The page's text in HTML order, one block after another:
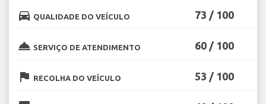
directions_car QUALIDADE DO VEÍCULO 73 / 100
room_service SERVIÇO DE ATENDIMENTO 60 / 100
flag RECOLHA DO VEÍCULO 53 / 100